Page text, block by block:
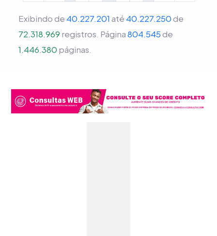
Exibindo de 40.227.201 até 40.227.250de
72.318.969 registros. Página804.545de
1.446.380 páginas.